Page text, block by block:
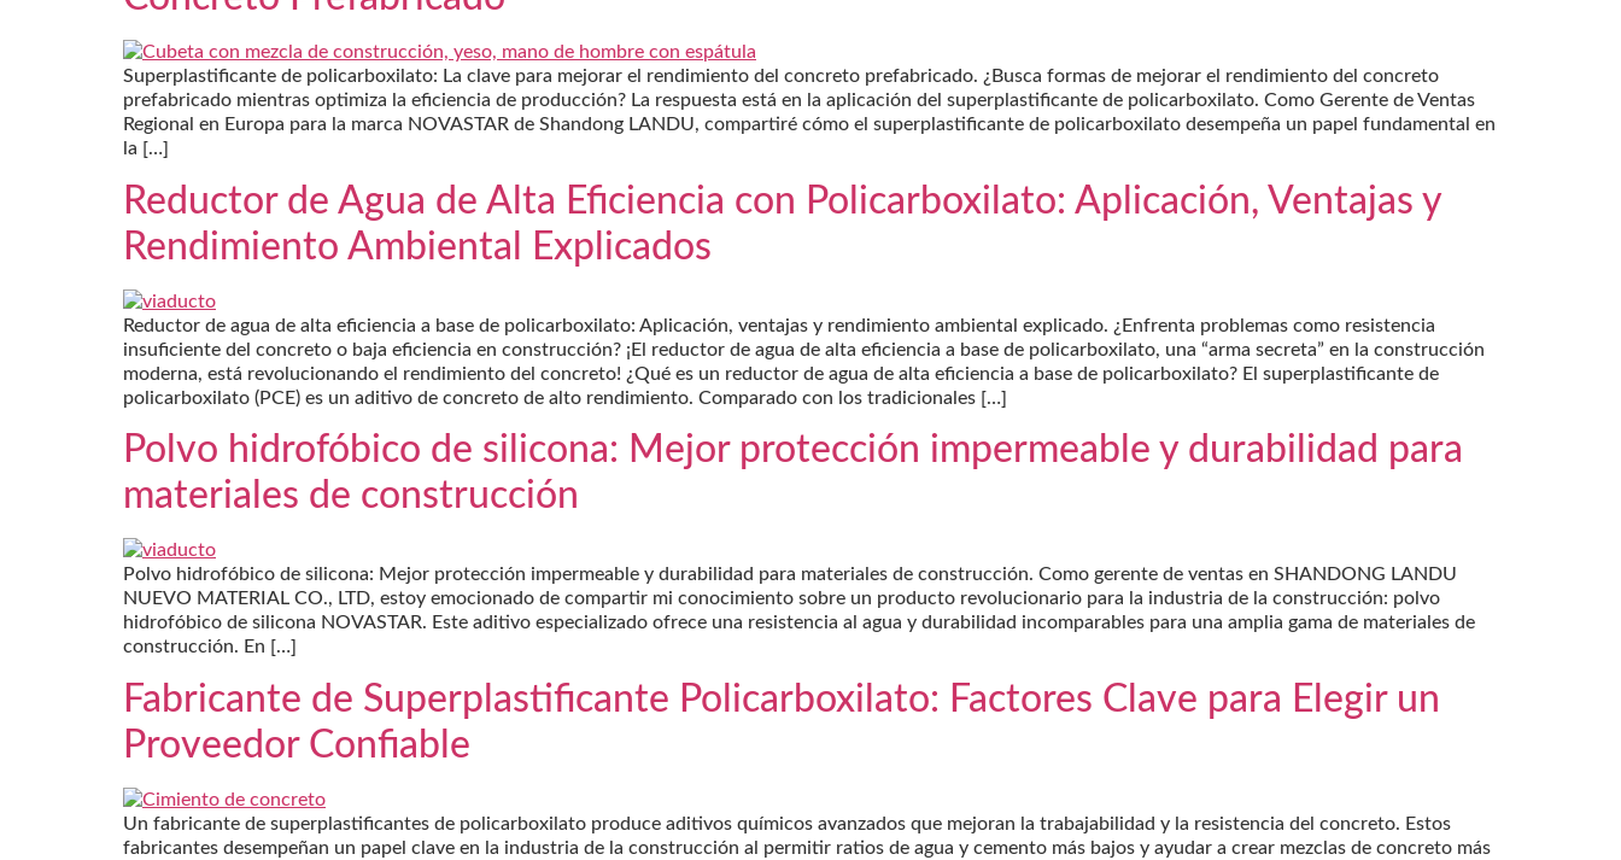
Superplastificante de policarboxilato: La clave para mejorar el rendimiento del concreto prefabricado. ¿Busca formas de mejorar el rendimiento del concreto
prefabricado mientras optimiza la eficiencia de producción? La respuesta está en la aplicación del superplastificante de policarboxilato. Como Gerente de Ventas
Regional en Europa para la marca NOVASTAR de Shandong LANDU, compartiré cómo el superplastificante de policarboxilato desempeña un papel fundamental en
la […]
Reductor de Agua de Alta Eficiencia con Policarboxilato: Aplicación, Ventajas y
Rendimiento Ambiental Explicados
Reductor de agua de alta eficiencia a base de policarboxilato: Aplicación, ventajas y rendimiento ambiental explicado. ¿Enfrenta problemas como resistencia
insuficiente del concreto o baja eficiencia en construcción? ¡El reductor de agua de alta eficiencia a base de policarboxilato, una “arma secreta” en la construcción
moderna, está revolucionando el rendimiento del concreto! ¿Qué es un reductor de agua de alta eficiencia a base de policarboxilato? El superplastificante de
policarboxilato (PCE) es un aditivo de concreto de alto rendimiento. Comparado con los tradicionales […]
Polvo hidrofóbico de silicona: Mejor protección impermeable y durabilidad para
materiales de construcción
Polvo hidrofóbico de silicona: Mejor protección impermeable y durabilidad para materiales de construcción. Como gerente de ventas en SHANDONG LANDU
NUEVO MATERIAL CO., LTD, estoy emocionado de compartir mi conocimiento sobre un producto revolucionario para la industria de la construcción: polvo
hidrofóbico de silicona NOVASTAR. Este aditivo especializado ofrece una resistencia al agua y durabilidad incomparables para una amplia gama de materiales de
construcción. En […]
Fabricante de Superplastificante Policarboxilato: Factores Clave para Elegir un
Proveedor Confiable
Un fabricante de superplastificantes de policarboxilato produce aditivos químicos avanzados que mejoran la trabajabilidad y la resistencia del concreto. Estos
fabricantes desempeñan un papel clave en la industria de la construcción al permitir ratios de agua y cemento más bajos y ayudar a crear mezclas de concreto más